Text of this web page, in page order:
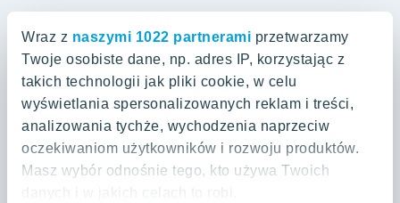
Wraz z naszymi 1022 partnerami przetwarzamy
Twoje osobiste dane, np. adres IP, korzystając z
takich technologii jak pliki cookie, w celu
wyświetlania spersonalizowanych reklam i treści,
analizowania tychże, wychodzenia naprzeciw
oczekiwaniom użytkowników i rozwoju produktów.
Masz wybór odnośnie tego, kto używa Twoich
Projekty w przygotowaniu
Projekty zrealizowane
Aktualności
Zakup gruntów
Kariera
Projekty w Polsce
Aroma Park Lofty Warszawa
Talarowa Park Warszawa
Talarowa Park II
Spokojny Mokotów Warszawa
Spokojny Mokotów II
Oferty mieszkaniowe Warszawa
Mieszkania 2-pokojowe Warszawa
Mieszkania 3-pokojowe Warszawa
Mieszkania 4-pokojowe Warszawa
Oferty mieszkaniowe Kraków
Mieszkania 2-pokojowe Kraków
Oferty mieszkaniowe Gdańsk